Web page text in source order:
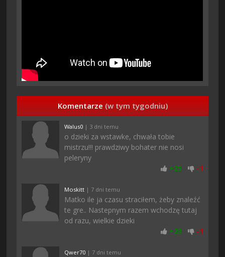
Komentarze (w tym tygodniu)
Walus0 | 3 dni temu
o dzieki za wstawke, chwała tobie
mistrzu!!! prawdziwy bohater nie nosi
peleryny
+25 -1
Moskitt | 7 dni temu
Matko ile ja czasu straciłem, żeby znaleźć
te gre.. Nastepnym razem wchodzę tutaj
od razu, wielkie dzieki
+23 -1
Qwer70 | 7 dni temu